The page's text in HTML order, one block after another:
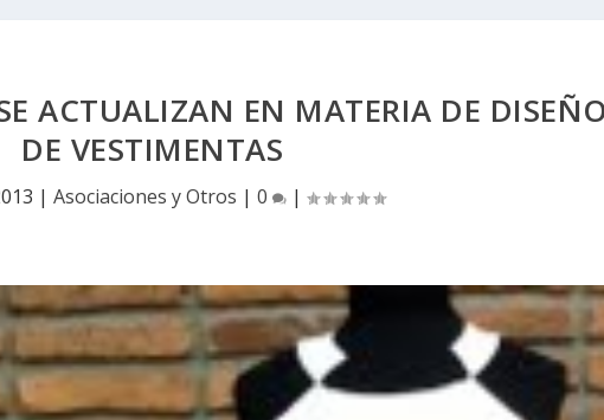
ACTUALIZAN EN MATERIA DE
DE VESTIMENTAS
|Asociaciones y Otros |0 |